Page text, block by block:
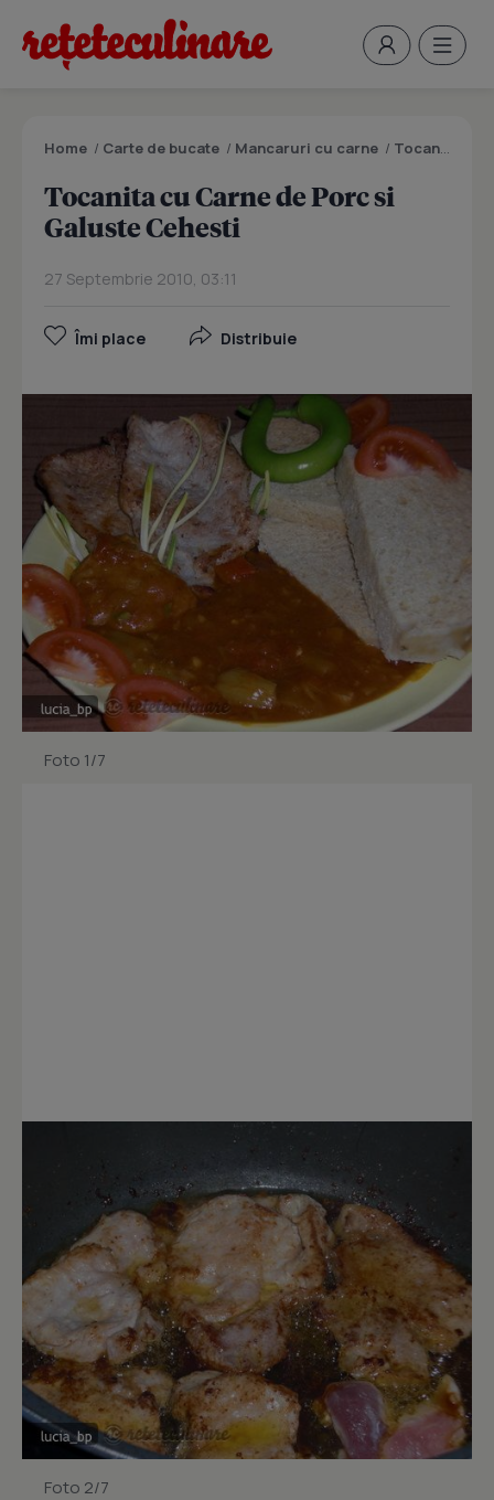
Home / Carte de bucate / Mancaruri cu carne / Tocanita cu Carne de Porc si Galuste Cehesti
Tocanita cu Carne de Porc si
Galuste Cehesti
27 Septembrie 2010, 03:11
Îmi place Distribuie
Foto 1/7
Foto 2/7